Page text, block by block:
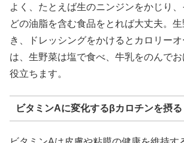
よく、たとえば生のニンジンをかじり
どの油脂を含む食品をとれば大丈夫。
き、ドレッシングをかけるとカロリー
は、生野菜は塩で食べ、牛乳をのんで
役立ちます。
ビタミンAに変化するβカロチンを摂る